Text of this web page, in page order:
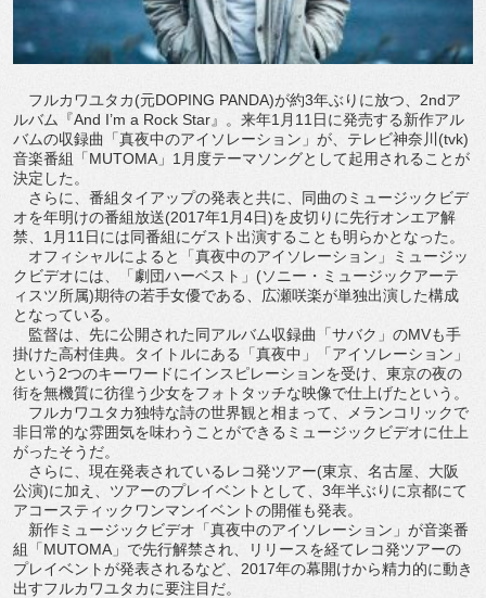
フルカワユタカ(元DOPING PANDA)が約3年ぶりに放つ、2ndア
ルバム『And I’m a Rock Star』。来年1月11日に発売する新作アル
バムの収録曲「真夜中のアイソレーション」が、テレビ神奈川(tvk)
音楽番組「MUTOMA」1月度テーマソングとして起用されることが
決定した。
さらに、番組タイアップの発表と共に、同曲のミュージックビデ
オを年明けの番組放送(2017年1月4日)を皮切りに先行オンエア解
禁、1月11日には同番組にゲスト出演することも明らかとなった。
オフィシャルによると「真夜中のアイソレーション」ミュージッ
クビデオには、「劇団ハーベスト」(ソニー・ミュージックアーテ
ィスツ所属)期待の若手女優である、広瀬咲楽が単独出演した構成
となっている。
監督は、先に公開された同アルバム収録曲「サバク」のMVも手
掛けた高村佳典。タイトルにある「真夜中」「アイソレーション」
という2つのキーワードにインスピレーションを受け、東京の夜の
街を無機質に彷徨う少女をフォトタッチな映像で仕上げたという。
フルカワユタカ独特な詩の世界観と相まって、メランコリックで
非日常的な雰囲気を味わうことができるミュージックビデオに仕上
がったそうだ。
さらに、現在発表されているレコ発ツアー(東京、名古屋、大阪
公演)に加え、ツアーのプレイベントとして、3年半ぶりに京都にて
アコースティックワンマンイベントの開催も発表。
新作ミュージックビデオ「真夜中のアイソレーション」が音楽番
組「MUTOMA」で先行解禁され、リリースを経てレコ発ツアーの
プレイベントが発表されるなど、2017年の幕開けから精力的に動き
出すフルカワユタカに要注目だ。